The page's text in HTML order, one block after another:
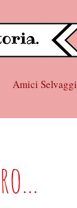
Amici Selvaggi